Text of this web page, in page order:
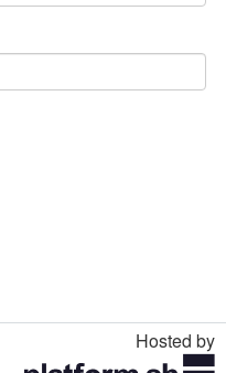
Hosted by